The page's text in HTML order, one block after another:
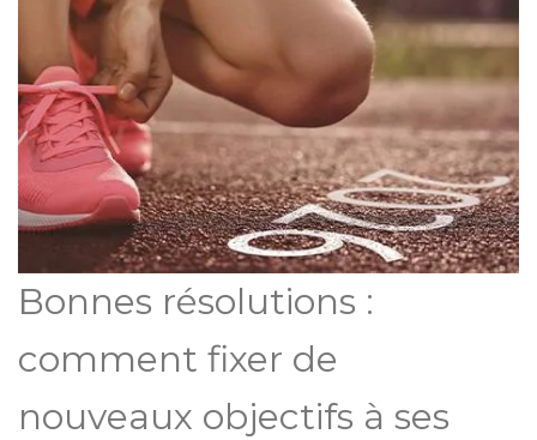
Bonnes résolutions :
comment fixer de
nouveaux objectifs à ses